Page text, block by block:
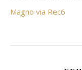
Magno via Rec6